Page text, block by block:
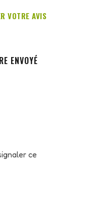
VOTRE AVIS
ENVOYÉ
ce